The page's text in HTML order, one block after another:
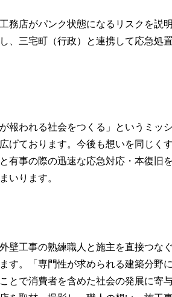
務店がパンク状態になるリスクを説
、三宅町（行政）と連携して応急処
報われる社会をつくる」というミッ
げております。今後も想いを同じく
有事の際の迅速な応急対応・本復旧
いります。
壁工事の熟練職人と施主を直接つな
す。「専門性が求められる建築分野
とで消費者を含めた社会の発展に寄